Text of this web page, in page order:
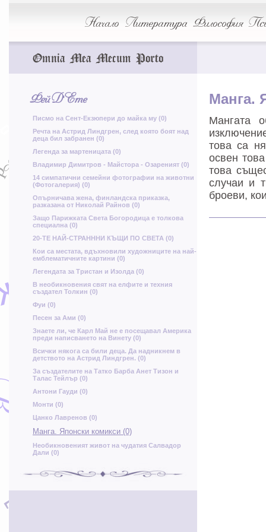
В
Ь
М
м
А
Р
Й
г
х
Ф
Ъ
Ю
Ю Я
б
ц
о
о
ц
н
Ф
в
й
й
ч
Ь
Начало Литература Философия
Omnia Mea Mecum Porto
Фей Д'Ете
Писмо на Сент-Екзюпери до майка му (0)
Речта на Астрид Линдгрен, след която боят над
деца бил забранен (0)
Легенда за мартеницата (0)
Владимир Димитров - Майстора - Озареният (0)
14 симпатични семейни фотографии на животни
(Фотогалерия) (0)
Опърничава жена, финландска приказка,
разказана от Николай Райнов (0)
Защо Парижката Света Богородица е толкова
специална (0)
20-ТЕ НАЙ-СТРАНННИ КЪЩИ ПО СВЕТА (0)
Кои са местата, вдъхновили художниците на най-
емблематичните картини (0)
Легендата за Тристан и Изолда (0)
В необикновения свят на елфите и техния
създател Толкин (0)
Фуи (0)
Песен за Ами (0)
Знаете ли, че Карл Май не е посещавал Америка
преди написването на Винету (0)
Всички някога са били деца. Да надникнем в
детството на Астрид Линдгрен. (0)
За създателите на Татко Барба Анет Тизон и
Талас Тейлър (0)
Антони Гауди (0)
Монти (0)
Цанко Лавренов (0)
Манга. Японски комикси (0)
Необикновеният живот на чудатия Салвадор
Дали (0)
Манга.
Мангата
това са
освен
това
случаи и
броеви,